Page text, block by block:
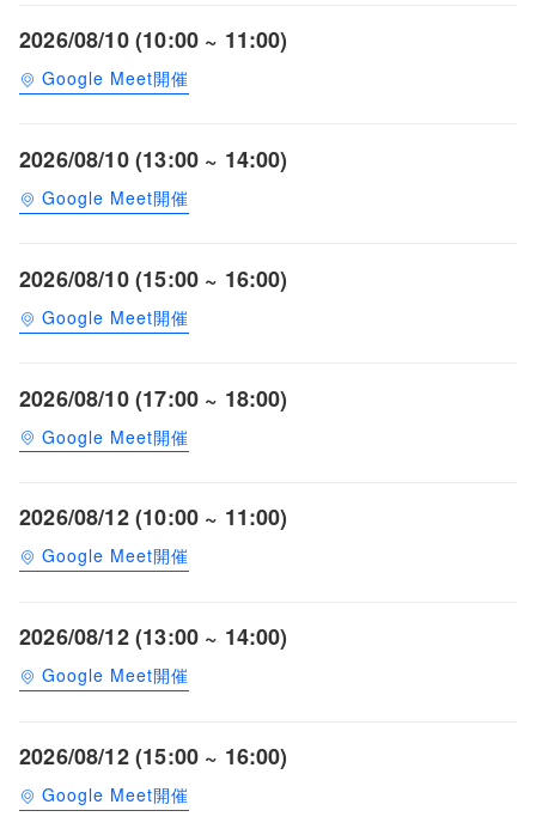
2026/08/10 (10:00 ~ 11:00)
Google Meet開催
2026/08/10 (13:00 ~ 14:00)
Google Meet開催
2026/08/10 (15:00 ~ 16:00)
Google Meet開催
2026/08/10 (17:00 ~ 18:00)
Google Meet開催
2026/08/12 (10:00 ~ 11:00)
Google Meet開催
2026/08/12 (13:00 ~ 14:00)
Google Meet開催
2026/08/12 (15:00 ~ 16:00)
Google Meet開催